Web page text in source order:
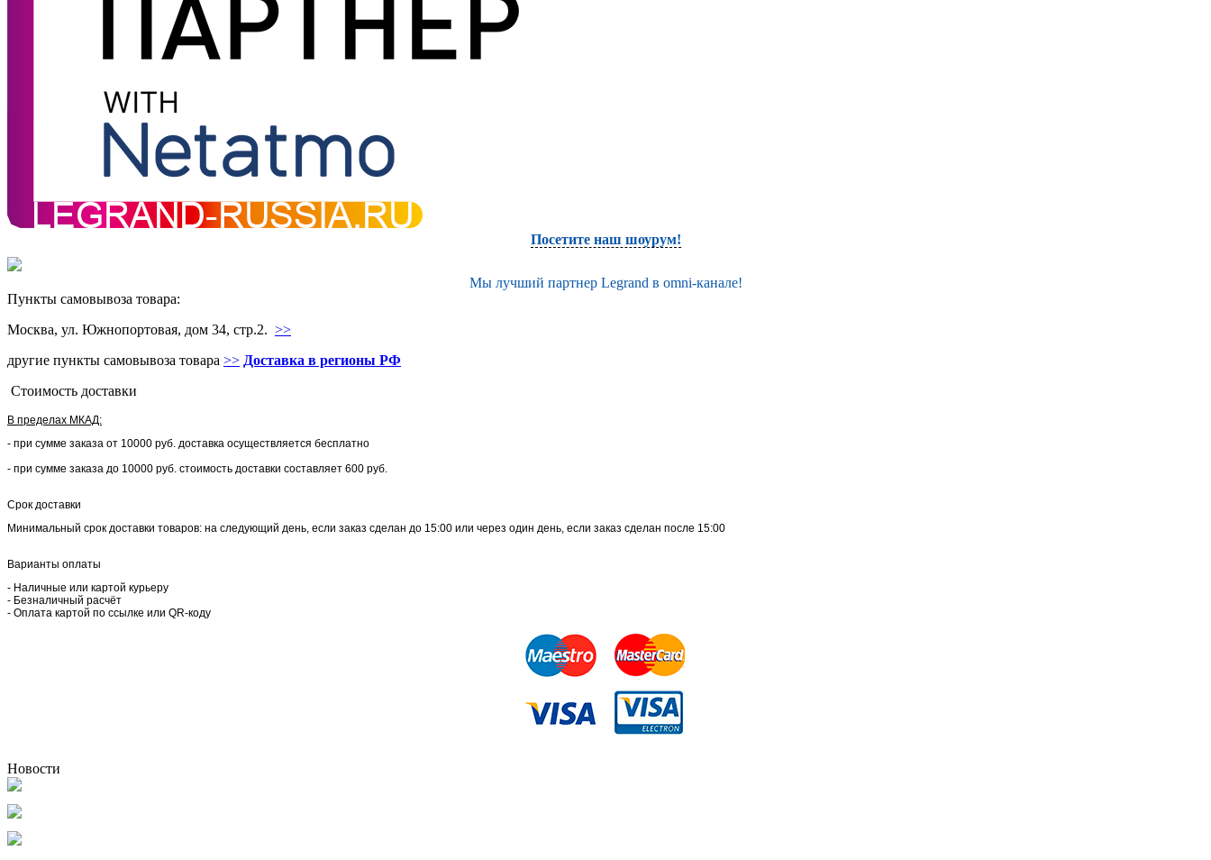
Посетите наш шоурум!
Мы лучший партнер Legrand в omni-канале!
Пункты самовывоза товара:
Москва, ул. Южнопортовая, дом 34, стр.2. >>
другие пункты самовывоза товара >> Доставка в регионы РФ
Стоимость доставки
В пределах МКАД:
- при сумме заказа от 10000 руб. доставка осуществляется бесплатно
- при сумме заказа до 10000 руб. стоимость доставки составляет 600 руб.
Срок доставки
Минимальный срок доставки товаров: на следующий день, если заказ сделан до 15:00 или через один день, если заказ сделан после 15:00
Варианты оплаты
- Наличные или картой курьеру
- Безналичный расчёт
- Оплата картой по ссылке или QR-коду
Новости